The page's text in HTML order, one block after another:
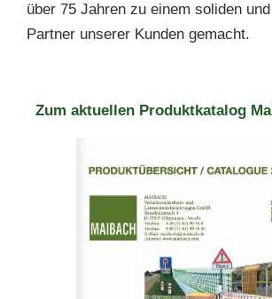
über 75 Jahren zu einem soliden
Partner unserer Kunden gemacht.
Zum aktuellen Produktkatalog